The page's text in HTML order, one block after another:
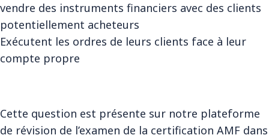
vendre des instruments financiers avec des clients
potentiellement acheteurs
Exécutent les ordres de leurs clients face à leur
compte propre
Cette question est présente sur notre plateforme
de révision de l’examen de la certification AMF dans